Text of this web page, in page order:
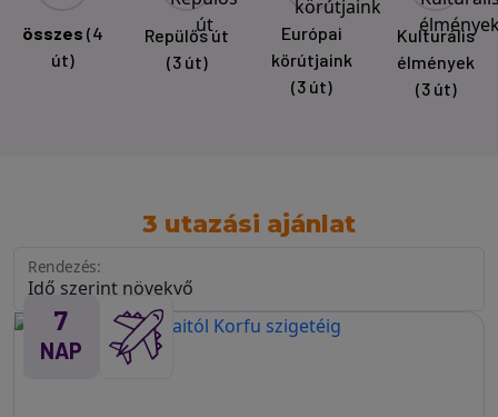
összes (4
út)
Repülős út
(3 út)
Európai
körútjaink
(3 út)
Kulturális
élmények
(3 út)
3 utazási ajánlat
Rendezés:
7
NAP